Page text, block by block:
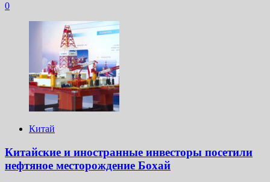
0
Китай
Китайские и иностранные инвесторы посетили
нефтяное месторождение Бохай